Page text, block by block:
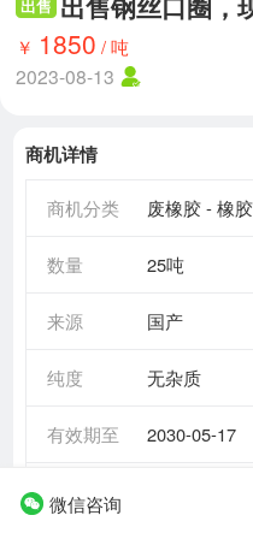
出售
￥ 1850 /吨
2023-08-13
商机详情
商机分类 废橡胶 - 橡
数量 25吨
来源 国产
纯度 无杂质
有效期至 2030-05-17
需求情况
微信咨询